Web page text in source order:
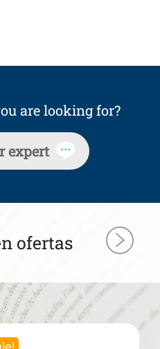
are looking for?
expert
ofertas